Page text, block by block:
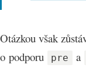
Otázkou však
o podporu
pre a